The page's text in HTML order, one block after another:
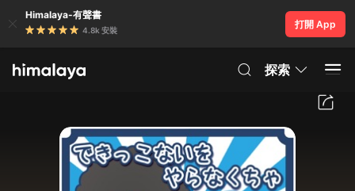
Himalaya-有聲書
4.8k 安裝
打開 App
探索